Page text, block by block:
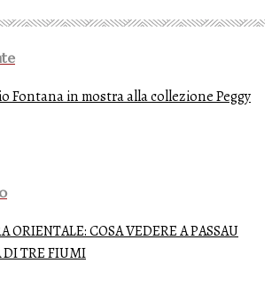
Fontana in mostra alla collezione Peggy
ORIENTALE: COSA VEDERE A PASSAU
DI TRE FIUMI